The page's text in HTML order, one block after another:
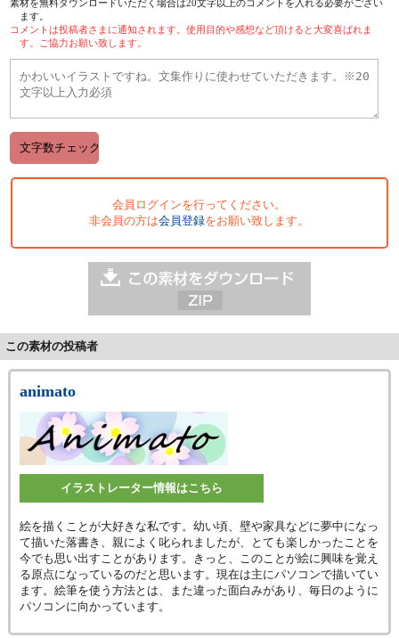
素材を無料ダウンロードいただく場合は20文字以上のコメントを入れる必要がござい
ます。
コメントは投稿者さまに通知されます。使用目的や感想など頂けると大変喜ばれま
す。ご協力お願い致します。
会員ログインを行ってください。
非会員の方は会員登録をお願い致します。
この素材の投稿者
animato
イラストレーター情報はこちら
絵を描くことが大好きな私です。幼い頃、壁や家具などに夢中になっ
て描いた落書き、親によく叱られましたが、とても楽しかったことを
今でも思い出すことがあります。きっと、このことが絵に興味を覚え
る原点になっているのだと思います。現在は主にパソコンで描いてい
ます。絵筆を使う方法とは、また違った面白みがあり、毎日のように
パソコンに向かっています。